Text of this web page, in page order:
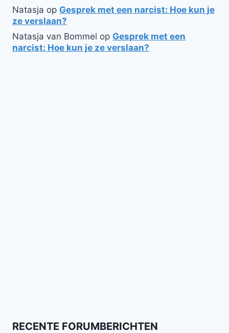
Natasja op Gesprek met een narcist: Hoe kun je
ze verslaan?
Natasja van Bommel op Gesprek met een
narcist: Hoe kun je ze verslaan?
RECENTE FORUMBERICHTEN